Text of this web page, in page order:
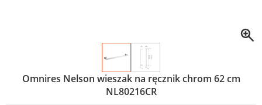
Omnires Nelson wieszak na ręcznik chrom 62 cm
NL80216CR